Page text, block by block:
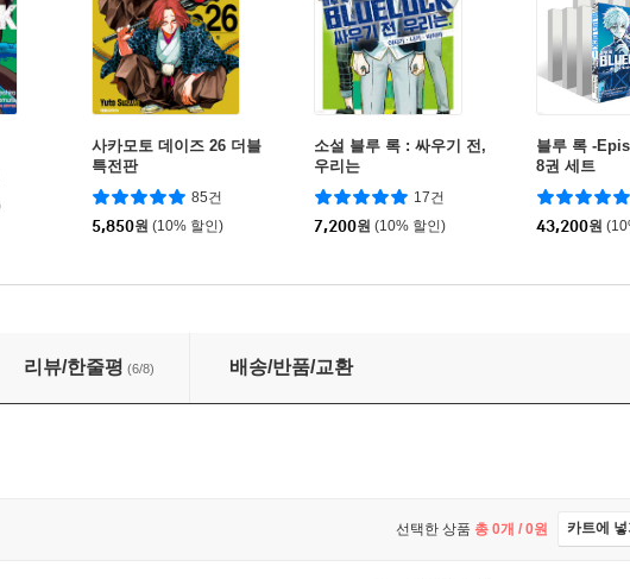
사카모토 데이즈 26 더블
특전판
85건
5,850원 (10% 할인)
소설 블루 록 : 싸우기 전,
우리는
17건
7,200원 (10% 할인)
블루 록 -
8권 세트
43,200원
BIBLE 2
리뷰/한줄평 (6/8) 배송/반품/교환
선택한 상품 총 0개 / 0원 카트에 넣